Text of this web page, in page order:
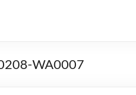
WA0007